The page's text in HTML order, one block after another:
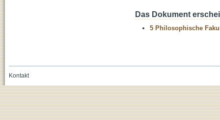
Das Dokument
5 Philosophische
Kontakt